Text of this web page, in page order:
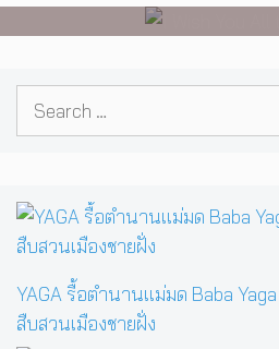
Search
YAGA รื้อตำนานแม่มด Baba
สืบสวนเมืองชายฝั่ง